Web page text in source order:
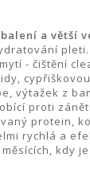
balení a větší
- čištění
výtažek z
proti
protein,
rychlá a
kdy